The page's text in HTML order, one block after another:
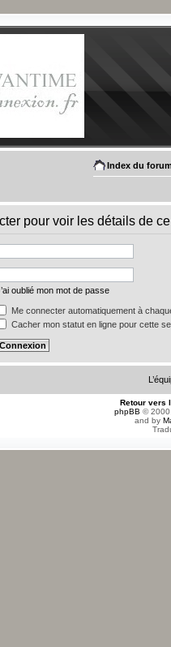
Index du
pour voir les détails de
oublié mon mot de passe
Me connecter automatiquement à
Cacher mon statut en ligne pour cette
Retour vers
phpBB ©
and by